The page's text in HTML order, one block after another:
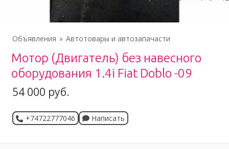
Объявления Автотовары и автозапачасти
Мотор (Двигатель) без навесного
оборудования 1.4i Fiat Doblo -09
54 000 руб.
+74722777046 Написать